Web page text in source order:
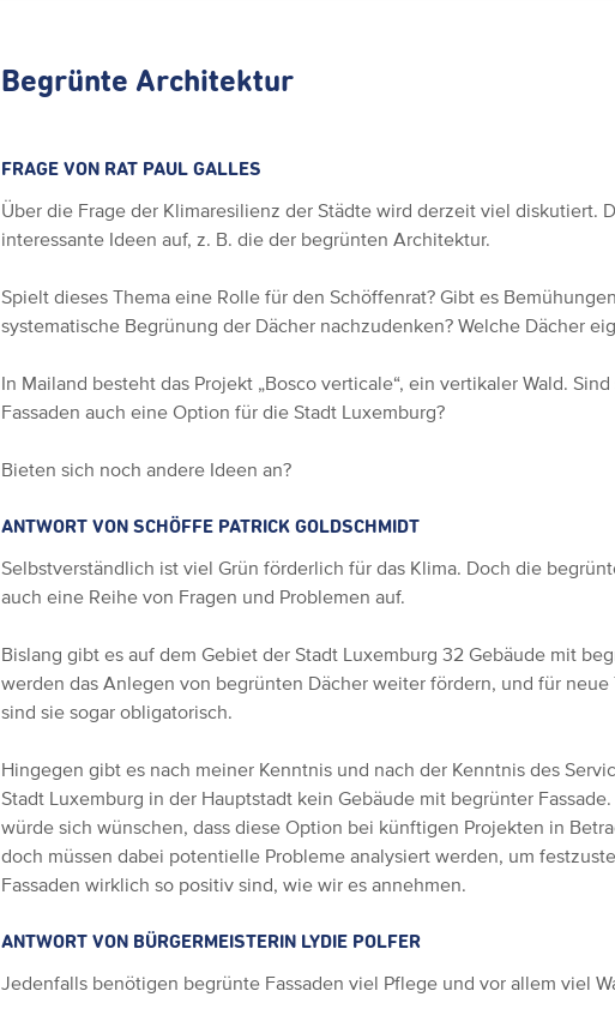
Begrünte Architektur
FRAGE VON RAT PAUL GALLES
Über die Frage der Klimaresilienz der Städte wird derzeit viel diskutiert.
interessante Ideen auf, z. B. die der begrünten Architektur.
Spielt dieses Thema eine Rolle für den Schöffenrat? Gibt es
systematische Begrünung der Dächer nachzudenken? Welche Dächer
In Mailand besteht das Projekt „Bosco verticale“, ein vertikaler Wald.
Fassaden auch eine Option für die Stadt Luxemburg?
Bieten sich noch andere Ideen an?
ANTWORT VON SCHÖFFE PATRICK GOLDSCHMIDT
Selbstverständlich ist viel Grün förderlich für das Klima. Doch die
auch eine Reihe von Fragen und Problemen auf.
Bislang gibt es auf dem Gebiet der Stadt Luxemburg 32 Gebäude mit
werden das Anlegen von begrünten Dächer weiter fördern, und für neue
sind sie sogar obligatorisch.
Hingegen gibt es nach meiner Kenntnis und nach der Kenntnis des
Stadt Luxemburg in der Hauptstadt kein Gebäude mit begrünter
würde sich wünschen, dass diese Option bei künftigen Projekten in
doch müssen dabei potentielle Probleme analysiert werden, um
Fassaden wirklich so positiv sind, wie wir es annehmen.
ANTWORT VON BÜRGERMEISTERIN LYDIE POLFER
Jedenfalls benötigen begrünte Fassaden viel Pflege und vor allem viel